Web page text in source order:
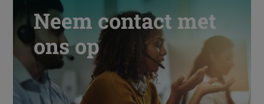
Neem contact met
ons op